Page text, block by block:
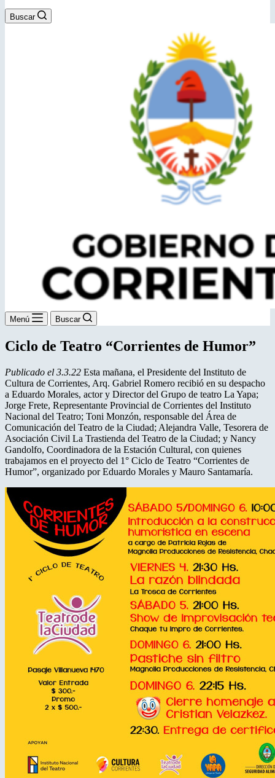
Buscar
Menú Buscar
Ciclo de Teatro “Corrientes de Humor”
Publicado el 3.3.22 Esta mañana, el Presidente del Instituto de
Cultura de Corrientes, Arq. Gabriel Romero recibió en su despacho
a Eduardo Morales, actor y Director del Grupo de teatro La Yapa;
Jorge Frete, Representante Provincial de Corrientes del Instituto
Nacional del Teatro; Toni Monzón, responsable del Área de
Comunicación del Teatro de la Ciudad; Alejandra Valle, Tesorera de
Asociación Civil La Trastienda del Teatro de la Ciudad; y Nancy
Gandolfo, Coordinadora de la Estación Cultural, con quienes
trabajamos en el proyecto del 1° Ciclo de Teatro “Corrientes de
Humor”, organizado por Eduardo Morales y Mauro Santamaría.